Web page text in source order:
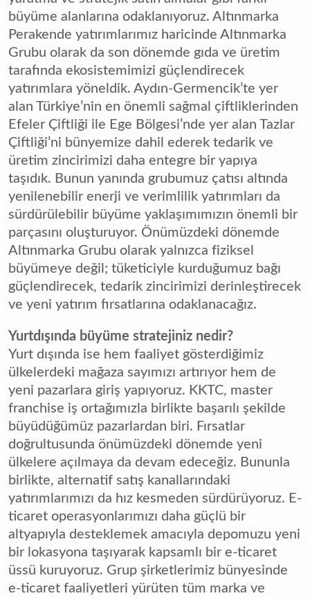
büyüme alanlarına odaklanıyoruz. Altınmarka
Perakende yatırımlarımız haricinde Altınmarka
Grubu olarak da son dönemde gıda ve üretim
tarafında ekosistemimizi güçlendirecek
yatırımlara yöneldik. Aydın-Germencik’te yer
alan Türkiye’nin en önemli sağmal çiftliklerinden
Efeler Çiftliği ile Ege Bölgesi’nde yer alan Tazlar
Çiftliği’ni bünyemize dahil ederek tedarik ve
üretim zincirimizi daha entegre bir yapıya
taşıdık. Bunun yanında grubumuz çatısı altında
yenilenebilir enerji ve verimlilik yatırımları da
sürdürülebilir büyüme yaklaşımımızın önemli bir
parçasını oluşturuyor. Önümüzdeki dönemde
Altınmarka Grubu olarak yalnızca fiziksel
büyümeye değil; tüketiciyle kurduğumuz bağı
güçlendirecek, tedarik zincirimizi derinleştirecek
ve yeni yatırım fırsatlarına odaklanacağız.
Yurtdışında büyüme stratejiniz nedir?
Yurt dışında ise hem faaliyet gösterdiğimiz
ülkelerdeki mağaza sayımızı artırıyor hem de
yeni pazarlara giriş yapıyoruz. KKTC, master
franchise iş ortağımızla birlikte başarılı şekilde
büyüdüğümüz pazarlardan biri. Fırsatlar
doğrultusunda önümüzdeki dönemde yeni
ülkelere açılmaya da devam edeceğiz. Bununla
birlikte, alternatif satış kanallarındaki
yatırımlarımızı da hız kesmeden sürdürüyoruz. E-
ticaret operasyonlarımızı daha güçlü bir
altyapıyla desteklemek amacıyla depomuzu yeni
bir lokasyona taşıyarak kapsamlı bir e-ticaret
üssü kuruyoruz. Grup şirketlerimiz bünyesinde
e-ticaret faaliyetleri yürüten tüm marka ve